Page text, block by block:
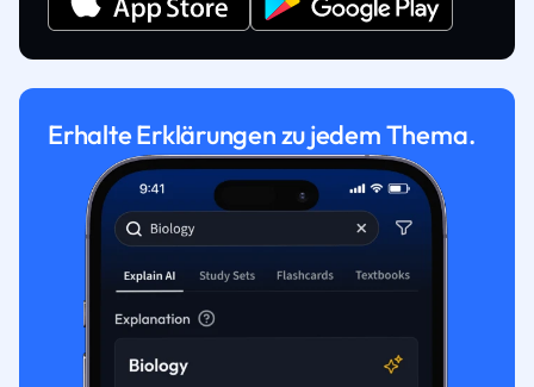
Erhalte Erklärungen zu jedem Thema.